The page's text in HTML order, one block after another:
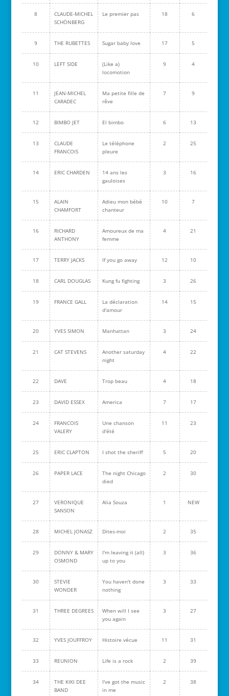
8
CLAUDE-MICHEL
SCHÖNBERG
Le premier pas 18 6
9 THE RUBETTES Sugar baby love 17 5
10 LEFT SIDE
(Like a)
locomotion
9 4
11
JEAN-MICHEL
CARADEC
Ma petite fille de
rêve
7 9
12 BIMBO JET El bimbo 6 13
13
CLAUDE
FRANCOIS
Le téléphone
pleure
2 25
14 ERIC CHARDEN
14 ans les
gauloises
3 16
15
ALAIN
CHAMFORT
Adieu mon bébé
chanteur
10 7
16
RICHARD
ANTHONY
Amoureux de ma
femme
4 21
17 TERRY JACKS If you go away 12 10
18 CARL DOUGLAS Kung fu fighting 3 26
19 FRANCE GALL
La déclaration
d'amour
14 15
20 YVES SIMON Manhattan 3 24
21 CAT STEVENS
Another saturday
night
4 22
22 DAVE Trop beau 4 18
23 DAVID ESSEX America 7 17
24
FRANCOIS
VALERY
Une chanson
d'été
11 23
25 ERIC CLAPTON I shot the sheriff 5 20
26 PAPER LACE
The night Chicago
died
2 30
27
VERONIQUE
SANSON
Alia Souza 1 NEW
28 MICHEL JONASZ Dites-moi 2 35
29
DONNY & MARY
OSMOND
I'm leaving it (all)
up to you
3 36
30
STEVIE
WONDER
You haven't done
nothing
3 33
31 THREE DEGREES
When will I see
you again
3 27
32 YVES JOUFFROY Histoire vécue 11 31
33 REUNION Life is a rock 2 39
34
THE KIKI DEE
BAND
I've got the music
in me
2 38